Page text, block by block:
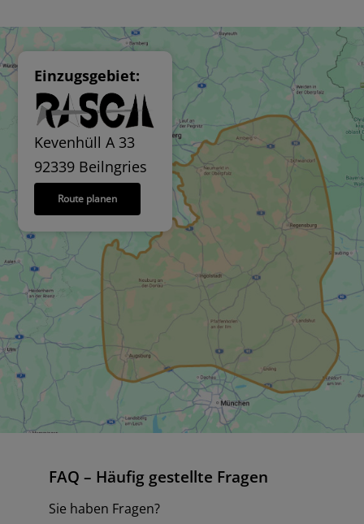
Einzugsgebiet:
Kevenhüll A 33
92339 Beilngries
Route planen
FAQ – Häufig gestellte Fragen
Sie haben Fragen?